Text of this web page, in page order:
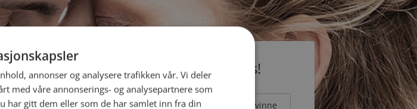
Bli medlem gratis!
Jeg er en: Mann Kvinne
annonser og analysere trafikken vår. Vi deler
med våre annonserings- og analysepartnere som
har gitt dem eller som de har samlet inn fra din